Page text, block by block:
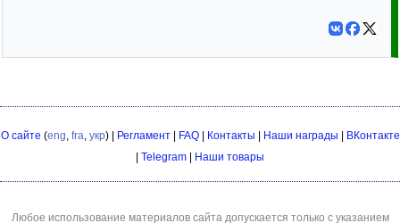
О сайте (eng, fra, укр) | Регламент| FAQ| Контакты Наши награды
ВКонтакте
Telegram Наши товары
Любое использование материалов сайта допускается только с указанием